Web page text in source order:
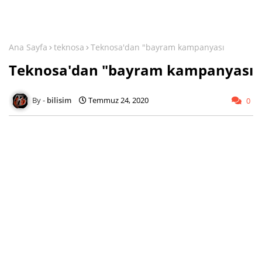
Ana Sayfa teknosa Teknosa'dan "bayram kampanyası
Teknosa'dan "bayram kampanyası
bilisim Temmuz 24, 2020 0